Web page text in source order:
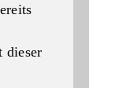
dieser